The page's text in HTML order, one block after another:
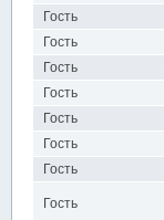
Гость
Гость
Гость
Гость
Гость
Гость
Гость
Гость